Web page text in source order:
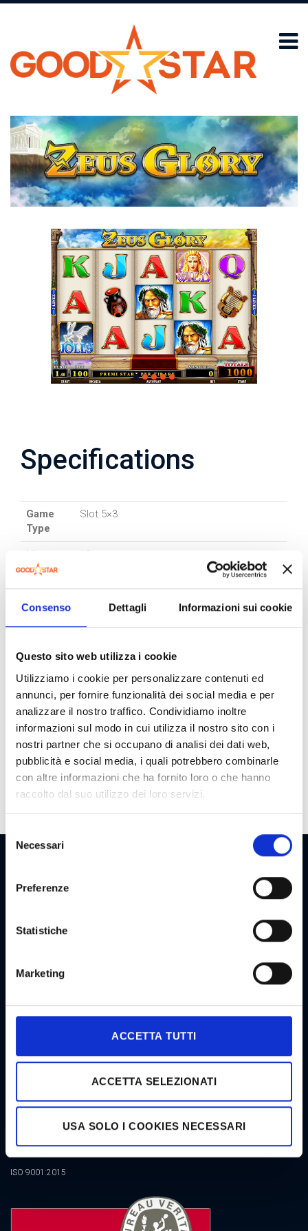
Consenso Dettagli Informazioni sui cookie
Questo sito web utilizza i cookie
Utilizziamo i cookie per personalizzare contenuti ed
annunci, per fornire funzionalità dei social media e per
analizzare il nostro traffico. Condividiamo inoltre
informazioni sul modo in cui utilizza il nostro sito con i
nostri partner che si occupano di analisi dei dati web,
pubblicità e social media, i quali potrebbero combinarle
con altre informazioni che ha fornito loro o che hanno
raccolto dal suo utilizzo dei loro servizi.
delNecessari
Preferenze
Statistiche
Marketing
ACCETTA TUTTI
ACCETTA SELEZIONATI
USA SOLO I COOKIES NECESSARI
Specifications
Game
Type
Slot 5×3
Lines 10
Game
Cycle 40000
Payout 68
Bonuses
Expanding wild, Mystery, Freespin with
vertical activation, Two levels prize pick
bonus
NEWSLETTER
NEWSLETTER GOODSTAR
CERTIFICATIONS
ISO 9001:2015